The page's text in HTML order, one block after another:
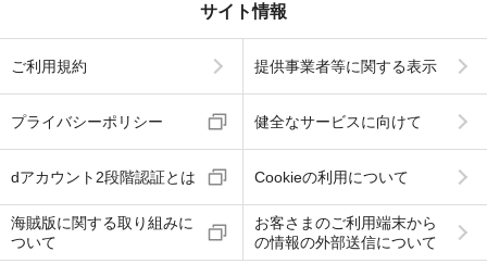
サイト情報
ご利用規約 提供事業者等に関する表示
プライバシーポリシー 健全なサービスに向けて
dアカウント2段階認証とは Cookieの利用について
海賊版に関する取り組みに
ついて
お客さまのご利用端末から
の情報の外部送信について